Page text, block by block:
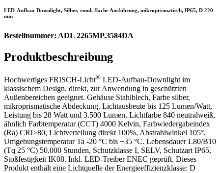
LED-Aufbau-Downlight, Silber, rund, flache Ausführung, mikroprismatisch, IP65, D 220
mm
Bestellnummer: ADL 2265MP.3584DA
Produktbeschreibung
Hochwertiges FRISCH-Licht® LED-Aufbau-Downlight im
klassischem Design, direkt, zur Anwendung in geschützten
Außenbereichen geeignet. Gehäuse Stahlblech, Farbe silber,
mikroprismatische Abdeckung. Lichtausbeute bis 125 Lumen/Watt,
Leistung bis 28 Watt und 3.500 Lumen, Lichtfarbe 840 neutralweiß,
ähnlich Farbtemperatur (CCT) 4000 Kelvin, Farbwiedergabeindex
(Ra) CRI>80, Lichtverteilung direkt 100%, Abstrahlwinkel 105°,
Umgebungstemperatur Ta -20 °C bis +35 °C. Lebensdauer L80/B10
(Tq 25 °C) 50.000 Stunden, Schutzklasse I, SELV, Schutzart IP65,
Stoßfestigkeit IK08. Inkl. LED-Treiber ENEC geprüft. Dieses
Produkt enthält eine Lichtquelle der Energieeffizienzklasse: D